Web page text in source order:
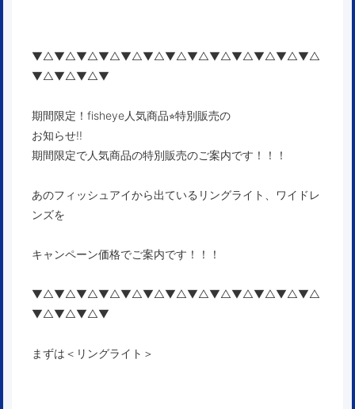
▼△▼△▼△▼△▼△▼△▼△▼△▼△▼△▼△▼△▼△
▼△▼△▼△▼
期間限定！fisheye人気商品⭐︎特別販売の
お知らせ!!
期間限定で人気商品の特別販売のご案内です！！！
あのフィッシュアイから出ている リングライト、ワイドレ
ンズを
キャンペーン価格でご案内です！！！
▼△▼△▼△▼△▼△▼△▼△▼△▼△▼△▼△▼△▼△
▼△▼△▼△▼
まずは＜リングライト＞